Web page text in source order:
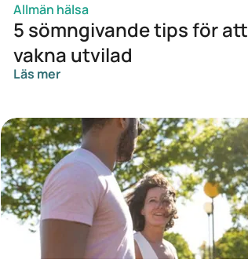
Allmän hälsa
5 sömngivande tips för att
vakna utvilad
Läs mer